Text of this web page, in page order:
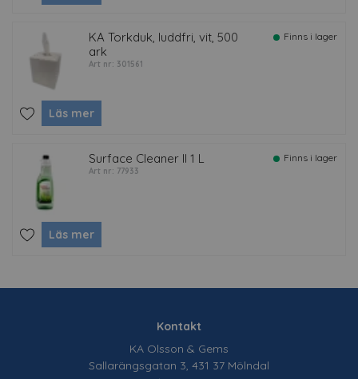
KA Torkduk, luddfri, vit, 500
ark
Art nr: 301561
Finns i lager
Läs mer
Surface Cleaner II 1 L
Art nr: 77933
Finns i lager
Läs mer
Kontakt
KA Olsson & Gems
Sallarängsgatan 3, 431 37 Mölndal